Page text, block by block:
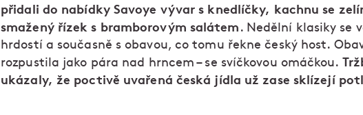
přidali do nabídky Savoye vývar s knedlíčky, kachnu se
smažený řízek s bramborovým salátem . Nedělní klasiky se
hrdostí a současně s obavou, co tomu řekne český host.
rozpustila jako pára nad hrncem – se svíčkovou omáčkou.
ukázaly, že poctivě uvařená česká jídla už zase sklízejí